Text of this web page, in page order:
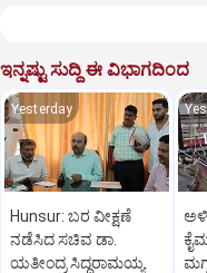
ಇನ್ನಷ್ಟು ಸುದ್ದಿ ಈ ವಿಭಾಗದಿಂದ
Yesterday
Hunsur: ಬರ ವೀಕ್ಷಣೆ
ನಡೆಸಿದ ಸಚಿವ ಡಾ.
ಯತೀಂದ್ರ ಸಿದ್ದರಾಮಯ್ಯ